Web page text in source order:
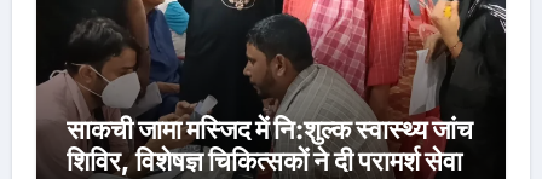
साकची जामा मस्जिद में नि:शुल्क स्वास्थ्य जांच
शिविर, विशेषज्ञ चिकित्सकों ने दी परामर्श सेवा